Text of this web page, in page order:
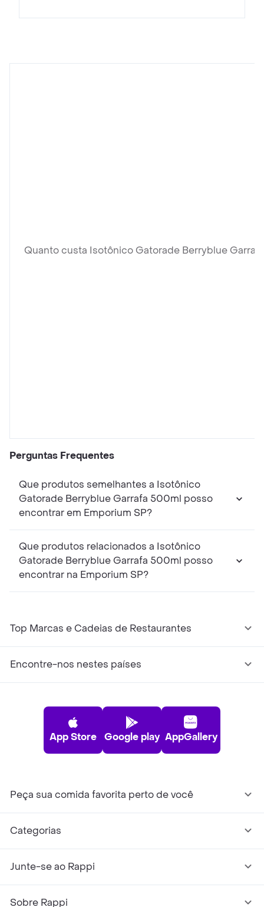
Quanto custa Isotônico Gatorade Berryblue
Perguntas Frequentes
Que produtos semelhantes a Isotônico
Gatorade Berryblue Garrafa 500ml posso
encontrar em Emporium SP?
Que produtos relacionados a Isotônico
Gatorade Berryblue Garrafa 500ml posso
encontrar na Emporium SP?
Top Marcas e Cadeias de Restaurantes
Encontre-nos nestes países
App Store Google play AppGallery
Peça sua comida favorita perto de você
Categorias
Junte-se ao Rappi
Sobre Rappi